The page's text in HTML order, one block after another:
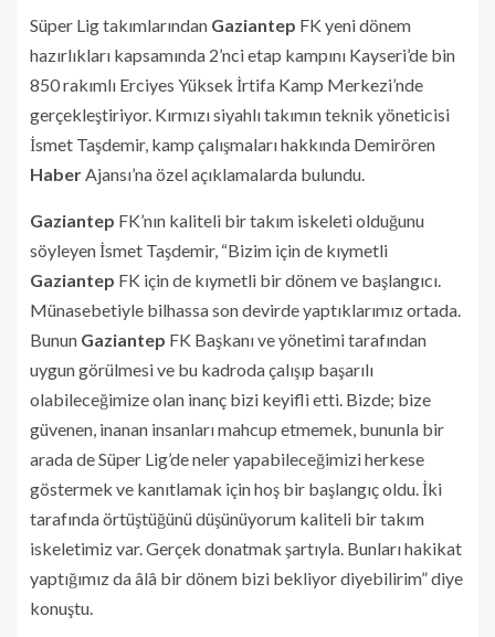
Süper Lig takımlarından Gaziantep FK yeni dönem
hazırlıkları kapsamında 2’nci etap kampını Kayseri’de bin
850 rakımlı Erciyes Yüksek İrtifa Kamp Merkezi’nde
gerçekleştiriyor. Kırmızı siyahlı takımın teknik yöneticisi
İsmet Taşdemir, kamp çalışmaları hakkında Demirören
Haber Ajansı’na özel açıklamalarda bulundu.
Gaziantep FK’nın kaliteli bir takım iskeleti olduğunu
söyleyen İsmet Taşdemir, “Bizim için de kıymetli
Gaziantep FK için de kıymetli bir dönem ve başlangıcı.
Münasebetiyle bilhassa son devirde yaptıklarımız ortada.
Bunun Gaziantep FK Başkanı ve yönetimi tarafından
uygun görülmesi ve bu kadroda çalışıp başarılı
olabileceğimize olan inanç bizi keyifli etti. Bizde; bize
güvenen, inanan insanları mahcup etmemek, bununla bir
arada de Süper Lig’de neler yapabileceğimizi herkese
göstermek ve kanıtlamak için hoş bir başlangıç oldu. İki
tarafında örtüştüğünü düşünüyorum kaliteli bir takım
iskeletimiz var. Gerçek donatmak şartıyla. Bunları hakikat
yaptığımız da âlâ bir dönem bizi bekliyor diyebilirim” diye
konuştu.